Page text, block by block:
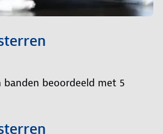
banden beoordeeld met 5